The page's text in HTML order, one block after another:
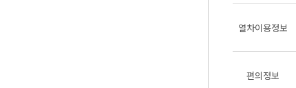
열차이용정보
편의정보